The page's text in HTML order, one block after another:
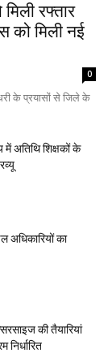
रफ्तार
को मिली नई
0
के प्रयासों से जिले के
में अतिथि शिक्षकों के
अधिकारियों का
की तैयारियां